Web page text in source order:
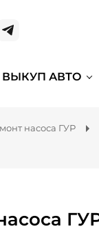
ВЫКУП АВТО
насоса ГУР